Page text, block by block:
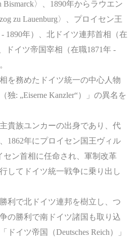
Bismarck〉、1890年からラウエン
zu Lauenburg〉、プロイセン王
1890年）、北ドイツ連邦首相（在
ドイツ帝国宰相（在職1871年 -
を務めたドイツ統一の中心人物
独: „Eiserne Kanzler“）」の異名を
貴族ユンカーの出身であり、代
1862年にプロイセン国王ヴィル
セン首相に任命され、軍制改革
してドイツ統一戦争に乗り出し
利で北ドイツ連邦を樹立し、つ
の勝利で南ドイツ諸国も取り込
ドイツ帝国（Deutsches Reich）」